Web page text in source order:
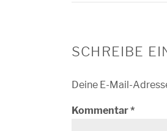
SCHREIBE
Deine E-Mail-
Kommentar*